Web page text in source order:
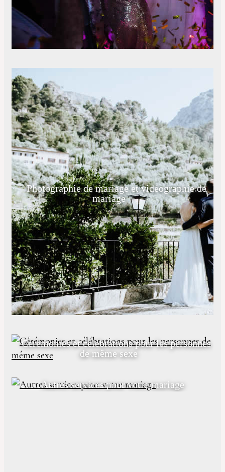
Photographie de mariage et vidéographie de
mariage
Cérémonies et célébrations pour les personnes
de même sexe
Autres services pour votre mariage